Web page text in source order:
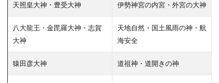
天照皇大神・豊受大神 伊勢神宮の内宮・外宮の大神
八大龍王・金毘羅大神・志賀
大神
天地自然・国土風雨の神・航
海安全
猿田彦大神 道祖神・道開きの神